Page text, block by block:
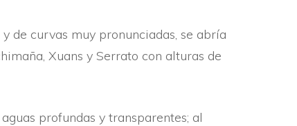
de curvas muy pronunciadas, se abrí­a
Xuans y Serrato con alturas de
profundas y transparentes; al